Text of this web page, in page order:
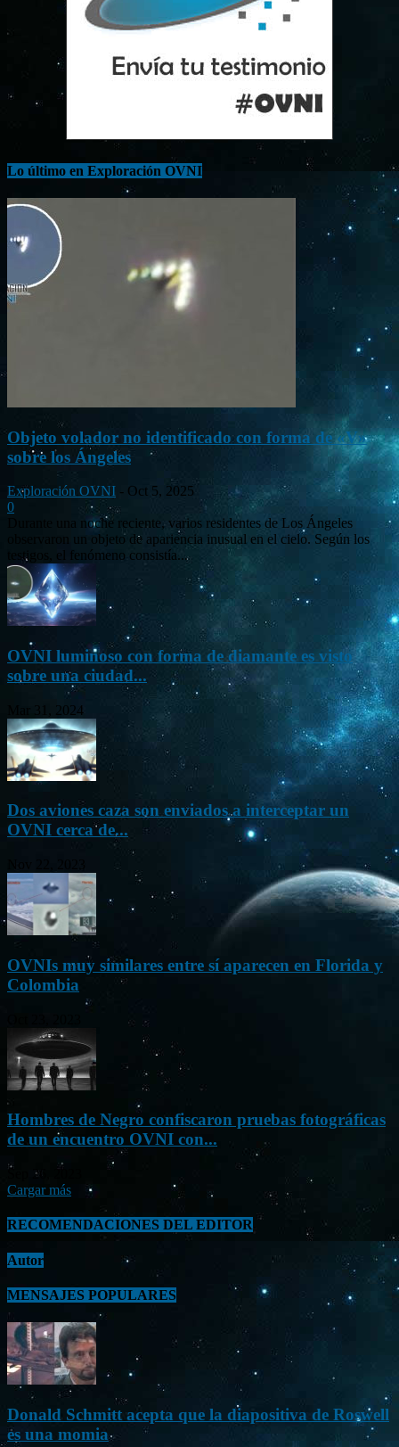
Lo último en Exploración OVNI
Objeto volador no identificado con forma de «V»
sobre los Ángeles
Exploración OVNI - Oct 5, 2025
0
Durante una noche reciente, varios residentes de Los Ángeles
observaron un objeto de apariencia inusual en el cielo. Según los
testigos, el fenómeno consistía...
OVNI luminoso con forma de diamante es visto
sobre una ciudad...
Mar 31, 2024
Dos aviones caza son enviados a interceptar un
OVNI cerca de...
OVNIs muy similares entre sí aparecen en Florida y
Colombia
Hombres de Negro confiscaron pruebas fotográficas
de un encuentro OVNI con...
Sep 26, 2023
Cargar más
RECOMENDACIONES DEL EDITOR
Autor
MENSAJES POPULARES
Donald Schmitt acepta que la diapositiva de Roswell
es una momia